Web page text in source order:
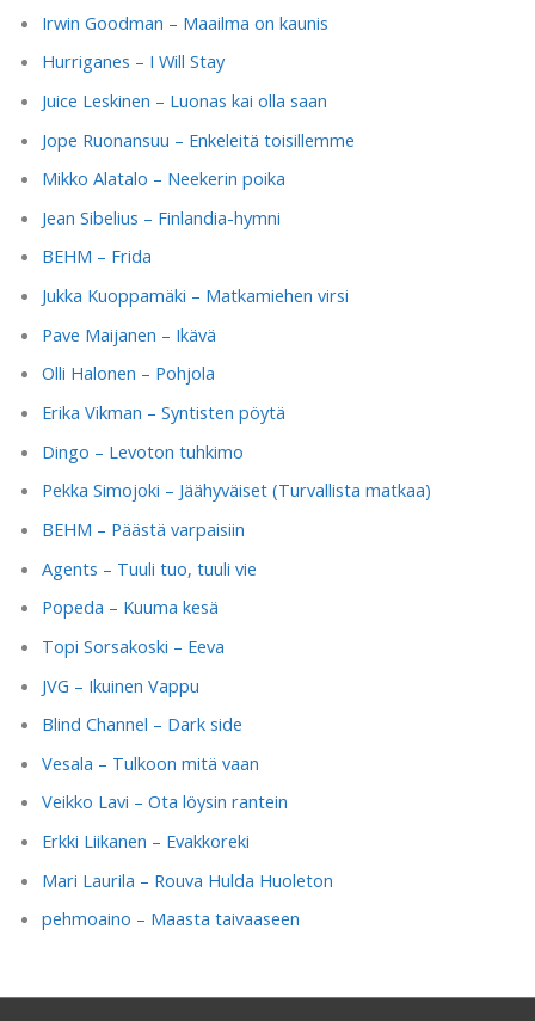
Irwin Goodman – Maailma on kaunis
Hurriganes – I Will Stay
Juice Leskinen – Luonas kai olla saan
Jope Ruonansuu – Enkeleitä toisillemme
Mikko Alatalo – Neekerin poika
Jean Sibelius – Finlandia-hymni
BEHM – Frida
Jukka Kuoppamäki – Matkamiehen virsi
Pave Maijanen – Ikävä
Olli Halonen – Pohjola
Erika Vikman – Syntisten pöytä
Dingo – Levoton tuhkimo
Pekka Simojoki – Jäähyväiset (Turvallista matkaa)
BEHM – Päästä varpaisiin
Agents – Tuuli tuo, tuuli vie
Popeda – Kuuma kesä
Topi Sorsakoski – Eeva
JVG – Ikuinen Vappu
Blind Channel – Dark side
Vesala – Tulkoon mitä vaan
Veikko Lavi – Ota löysin rantein
Erkki Liikanen – Evakkoreki
Mari Laurila – Rouva Hulda Huoleton
pehmoaino – Maasta taivaaseen